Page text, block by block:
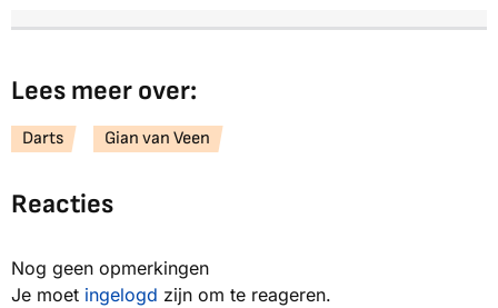
Lees meer over:
Darts Gian van Veen
Reacties
Nog geen opmerkingen
Je moet ingelogd zijn om te reageren.